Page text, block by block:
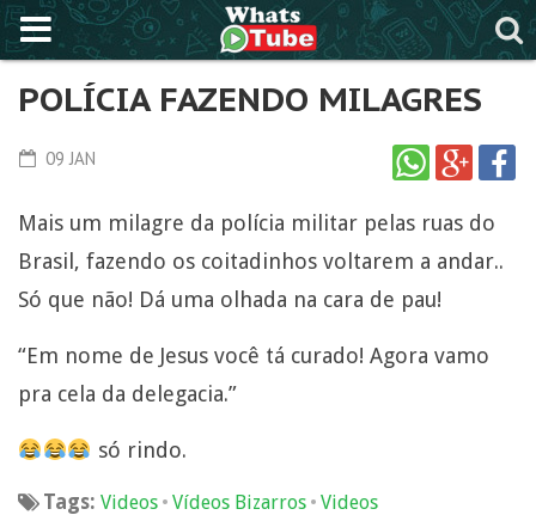
POLÍCIA FAZENDO MILAGRES
09 JAN
Mais um milagre da polícia militar pelas ruas do
Brasil, fazendo os coitadinhos voltarem a andar..
Só que não! Dá uma olhada na cara de pau!
“Em nome de Jesus você tá curado! Agora vamo
pra cela da delegacia.”
só rindo.
Tags: Videos • Vídeos Bizarros • Videos